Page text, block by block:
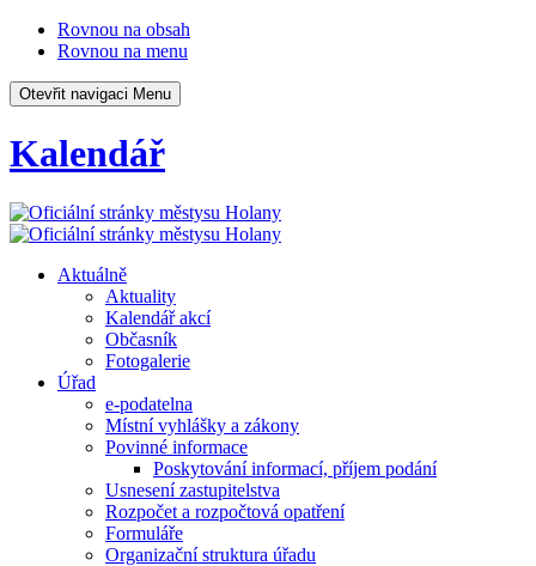
Rovnou na obsah
Rovnou na menu
Otevřit navigaci Menu
Kalendář
Aktuálně
Aktuality
Kalendář akcí
Občasník
Fotogalerie
Úřad
e-podatelna
Místní vyhlášky a zákony
Povinné informace
Poskytování informací, příjem podání
Usnesení zastupitelstva
Rozpočet a rozpočtová opatření
Formuláře
Organizační struktura úřadu